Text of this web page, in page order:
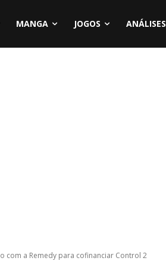
MANGA JOGOS ANÁLISES
com a Remedy para cofinanciar Control 2